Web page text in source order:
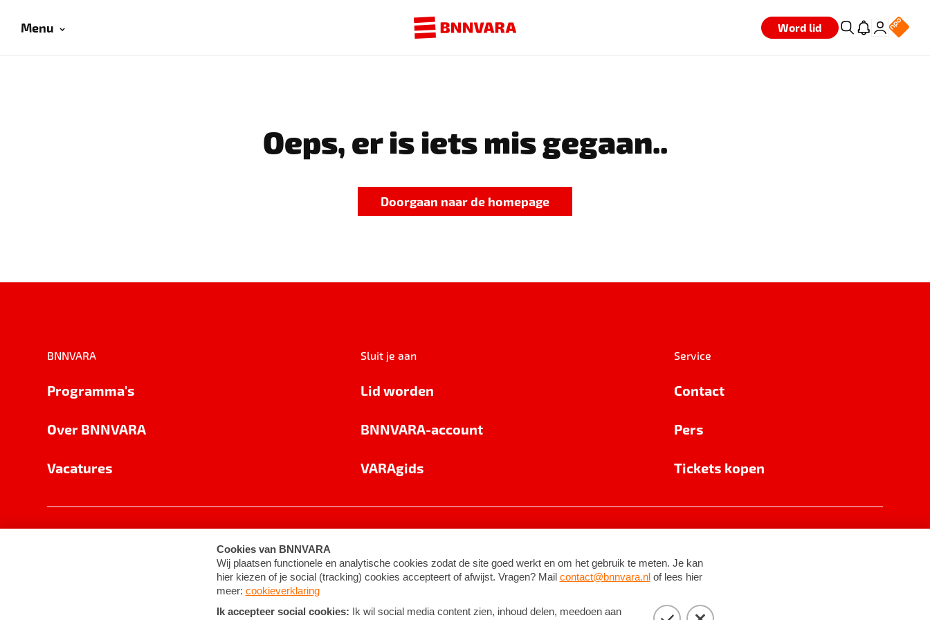
Menu Word lid
Oeps, er is iets mis gegaan..
Doorgaan naar de homepage
BNNVARA
Programma's
Over BNNVARA
Vacatures
Sluit je aan
Lid worden
BNNVARA-account
VARAgids
Service
Contact
Pers
Tickets kopen
Cookie-instellingen Algemene voorwaarden ©2026BNNVARA